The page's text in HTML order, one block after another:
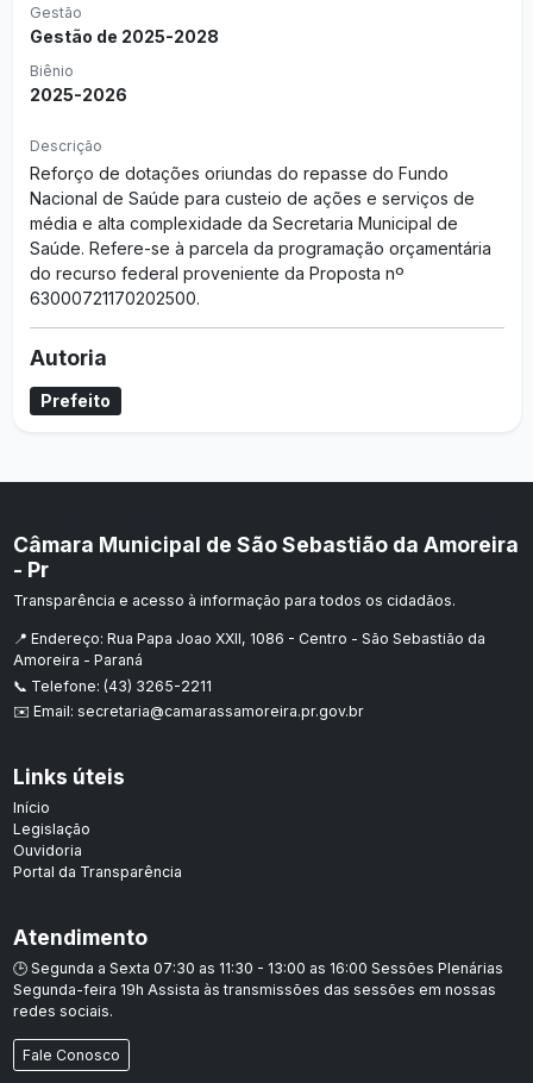
Gestão
Gestão de 2025-2028
Biênio
2025-2026
Descrição
Reforço de dotações oriundas do repasse do Fundo
Nacional de Saúde para custeio de ações e serviços de
média e alta complexidade da Secretaria Municipal de
Saúde. Refere-se à parcela da programação orçamentária
do recurso federal proveniente da Proposta nº
63000721170202500.
Autoria
Prefeito
Câmara Municipal de São Sebastião da Amoreira
- Pr
Transparência e acesso à informação para todos os cidadãos.
📍 Endereço: Rua Papa Joao XXII, 1086 - Centro - São Sebastião da
Amoreira - Paraná
📞 Telefone: (43) 3265-2211
✉️ Email: secretaria@camarassamoreira.pr.gov.br
Links úteis
Início
Legislação
Ouvidoria
Portal da Transparência
Atendimento
🕒 Segunda a Sexta 07:30 as 11:30 - 13:00 as 16:00 Sessões Plenárias
Segunda-feira 19h Assista às transmissões das sessões em nossas
redes sociais.
Fale Conosco